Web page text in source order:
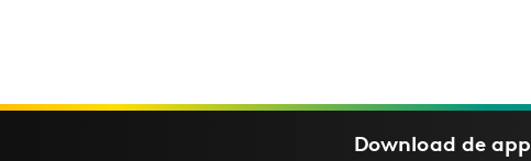
Download deapp